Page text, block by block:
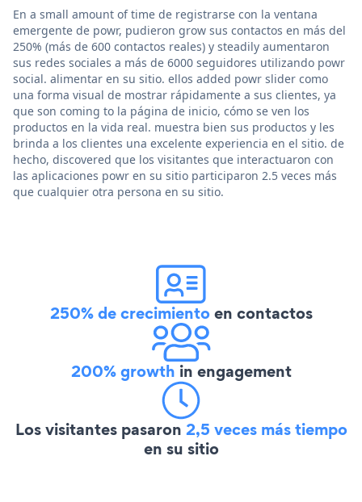
En a small amount of time de registrarse con la ventana
emergente de powr, pudieron grow sus contactos en más del
250% (más de 600 contactos reales) y steadily aumentaron
sus redes sociales a más de 6000 seguidores utilizando powr
social. alimentar en su sitio. ellos added powr slider como
una forma visual de mostrar rápidamente a sus clientes, ya
que son coming to la página de inicio, cómo se ven los
productos en la vida real. muestra bien sus productos y les
brinda a los clientes una excelente experiencia en el sitio. de
hecho, discovered que los visitantes que interactuaron con
las aplicaciones powr en su sitio participaron 2.5 veces más
que cualquier otra persona en su sitio.
250% de crecimientoen contactos
200% growth in engagement
Los visitantes pasaron 2,5 veces más tiempo
en su sitio